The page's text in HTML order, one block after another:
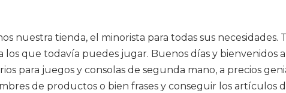
nuestra tienda, el minorista para todas sus
los que todavía puedes jugar. Buenos días y
para juegos y consolas de segunda mano, a precios
de productos o bien frases y conseguir los artículos